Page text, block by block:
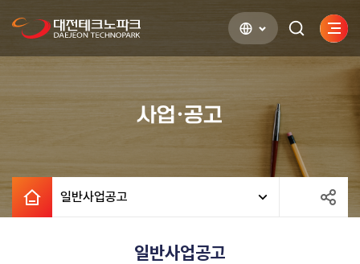
검색하기사이
열기
사업·공고
일반사업공고
일반사업공고